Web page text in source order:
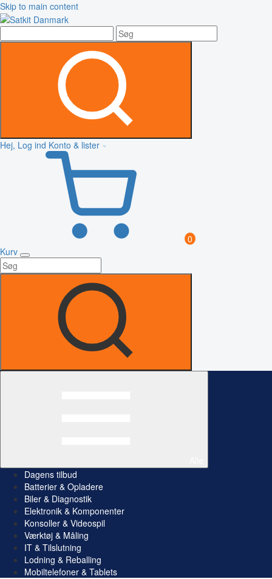
Skip to main content
Hej, Log ind Konto & lister
0
Kurv
Dagens tilbud
Batterier & Opladere
Biler & Diagnostik
Elektronik & Komponenter
Konsoller & Videospil
Værktøj & Måling
IT & Tilslutning
Lodning & Reballing
Mobiltelefoner & Tablets